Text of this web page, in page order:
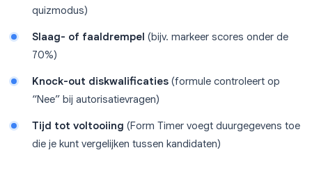
quizmodus)
Slaag- of faaldrempel (bijv. markeer scores onder de
70%)
Knock-out diskwalificaties (formule controleert op
“Nee” bij autorisatievragen)
Tijd tot voltooiing (Form Timer voegt duurgegevens toe
die je kunt vergelijken tussen kandidaten)